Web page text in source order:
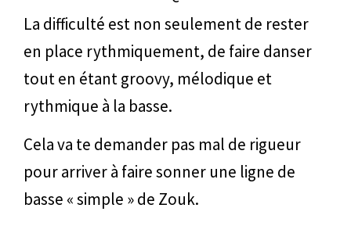
La difficulté est non seulement de rester
en place rythmiquement, de faire danser
tout en étant groovy, mélodique et
rythmique à la basse.
Cela va te demander pas mal de rigueur
pour arriver à faire sonner une ligne de
basse « simple » de Zouk.